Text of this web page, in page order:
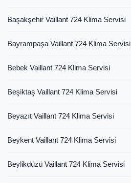
Başakşehir Vaillant 724 Klima Servisi
Bayrampaşa Vaillant 724 Klima Servisi
Bebek Vaillant 724 Klima Servisi
Beşiktaş Vaillant 724 Klima Servisi
Beyazıt Vaillant 724 Klima Servisi
Beykent Vaillant 724 Klima Servisi
Beylikdüzü Vaillant 724 Klima Servisi